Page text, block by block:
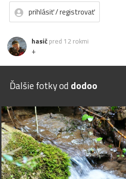
prihlásiť / registrovať
hasič pred 12 rokmi
+
Ďalšie fotky od dodoo